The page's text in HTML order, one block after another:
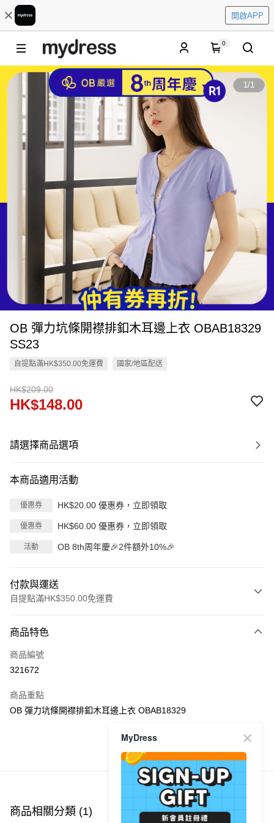
開啟APP
0
1/1
OB 彈力坑條開襟排釦木耳邊上衣 OBAB18329
SS23
自提點滿HK$350.00免運費 國家/地區配送
HK$209.00
HK$148.00
請選擇商品選項
本商品適用活動
優惠券 HK$20.00 優惠券，立即領取
優惠券 HK$60.00 優惠券，立即領取
活動 OB 8th周年慶🎉2件額外10%🎉
付款與運送
自提點滿HK$350.00免運費
信用卡
Apple Pay
PayMe
每筆HK$40.00，滿HK$350.00或以上免運費
付款後順豐站及營業點
商品特色
商品編號
321672
商品重點
OB 彈力坑條開襟排釦木耳邊上衣 OBAB18329
商品推薦
商品相關分類 (1)
MyDress